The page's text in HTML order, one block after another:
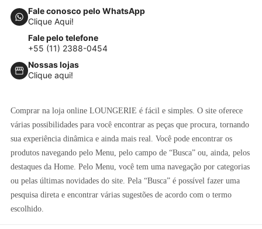
Fale conosco pelo WhatsApp
Clique Aqui!
Fale pelo telefone
+55 (11) 2388-0454
Nossas lojas
Clique aqui!
Comprar na loja online LOUNGERIE é fácil e simples. O site oferece
várias possibilidades para você encontrar as peças que procura, tornando
sua experiência dinâmica e ainda mais real. Você pode encontrar os
produtos navegando pelo Menu, pelo campo de “Busca” ou, ainda, pelos
destaques da Home. Pelo Menu, você tem uma navegação por categorias
ou pelas últimas novidades do site. Pela “Busca” é possível fazer uma
pesquisa direta e encontrar várias sugestões de acordo com o termo
escolhido.